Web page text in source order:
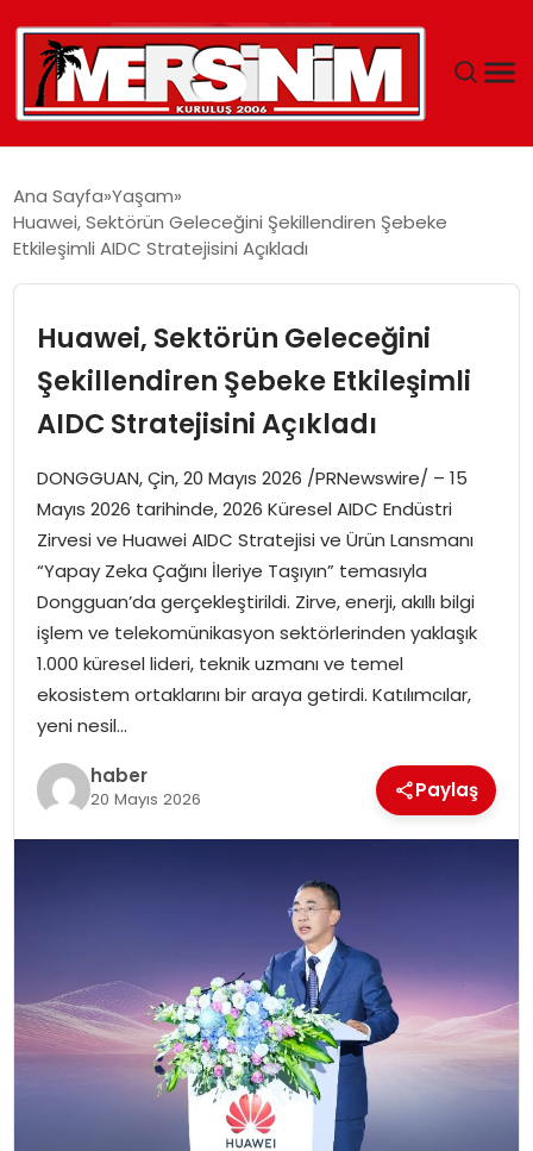
YAŞAM
EĞITIM
SPOR
EKONOMI
MAGAZIN
DÜNYA
OTOMOBIL
Ana Sayfa Yaşam
Huawei, Sektörün Geleceğini Şekillendiren Şebeke
Etkileşimli AIDC Stratejisini Açıkladı
Huawei, Sektörün Geleceğini
Şekillendiren Şebeke Etkileşimli
AIDC Stratejisini Açıkladı
DONGGUAN, Çin, 20 Mayıs 2026 /PRNewswire/ – 15
Mayıs 2026 tarihinde, 2026 Küresel AIDC Endüstri
Zirvesi ve Huawei AIDC Stratejisi ve Ürün Lansmanı
“Yapay Zeka Çağını İleriye Taşıyın” temasıyla
Dongguan’da gerçekleştirildi. Zirve, enerji, akıllı bilgi
işlem ve telekomünikasyon sektörlerinden yaklaşık
1.000 küresel lideri, teknik uzmanı ve temel
ekosistem ortaklarını bir araya getirdi. Katılımcılar,
yeni nesil…
haber
20 Mayıs 2026 Paylaş